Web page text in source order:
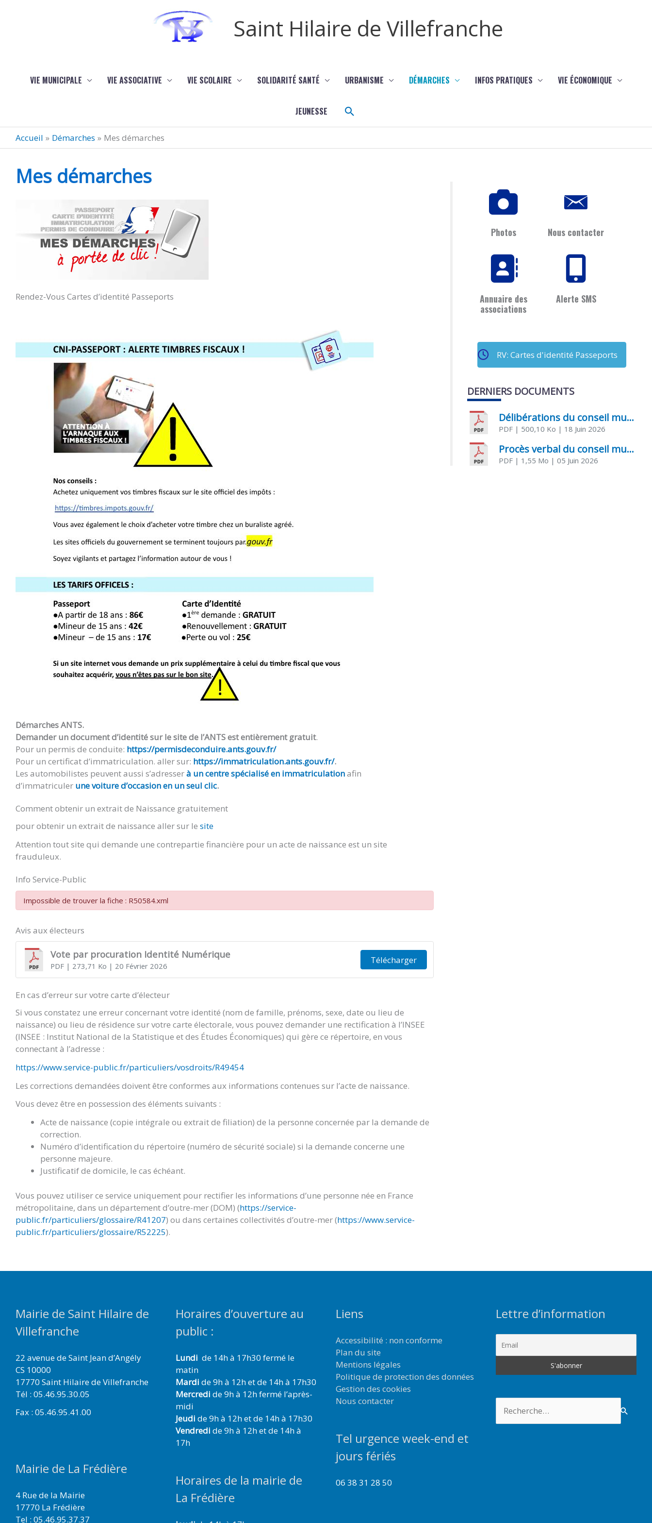
Saint Hilaire de Villefranche
VIE MUNICIPALE VIE ASSOCIATIVE VIE SCOLAIRE SOLIDARITÉ SANTÉ URBANISME DÉMARCHES INFOS PRATIQUES VIE ÉCONOMIQUE
JEUNESSE Rechercher
Accueil Démarches Mes démarches
Mes démarches
Rendez-Vous Cartes d’identité Passeports
Démarches ANTS.
Demander un document d’identité sur le site de l’ANTS est entièrement gratuit.
Pour un permis de conduite: https://permisdeconduire.ants.gouv.fr/
Pour un certificat d’immatriculation. aller sur: https://immatriculation.ants.gouv.fr/.
Les automobilistes peuvent aussi s’adresserà un centre spécialisé en immatriculationafin
d’immatriculer une voiture d’occasion en un seul clic.
Comment obtenir un extrait de Naissance gratuitement
pour obtenir un extrait de naissance aller sur le site
Attention tout site qui demande une contrepartie financière pour un acte de naissance est un site
frauduleux.
Info Service-Public
Impossible de trouver la fiche : R50584.xml
Avis aux électeurs
Vote par procuration Identité Numérique
PDF| 273,71 Ko | 20 Février 2026
Télécharger
En cas d’erreur sur votre carte d’électeur
Si vous constatez une erreur concernant votre identité (nom de famille, prénoms, sexe, date ou lieu de
naissance) ou lieu de résidence sur votre carte électorale, vous pouvez demander une rectification à l’INSEE
(INSEE : Institut National de la Statistique et des Études Économiques) qui gère ce répertoire, en vous
connectant à l’adresse :
https://www.service-public.fr/particuliers/vosdroits/R49454
Les corrections demandées doivent être conformes aux informations contenues sur l’acte de naissance.
Vous devez être en possession des éléments suivants :
Acte de naissance (copie intégrale ou extrait de filiation) de la personne concernée par la demande de
correction.
Numéro d’identification du répertoire (numéro de sécurité sociale) si la demande concerne une
personne majeure.
Justificatif de domicile, le cas échéant.
Vous pouvez utiliser ce service uniquement pour rectifier les informations d’une personne née en France
métropolitaine, dans un département d’outre-mer (DOM) (https://service-
public.fr/particuliers/glossaire/R41207) ou dans certaines collectivités d’outre-mer (https://www.service-
public.fr/particuliers/glossaire/R52225).
Photos Nous contacter
Annuaire des
associations
Alerte SMS
RV: Cartes d'identité Passeports
DERNIERS DOCUMENTS
Délibérations du conseil municipal du 18 juin 2026
PDF | 500,10 Ko | 18 Juin 2026
Procès verbal du conseil municipal du 05 juin 2026
PDF | 1,55 Mo | 05 Juin 2026
Mairie de Saint Hilaire de
Villefranche
22 avenue de Saint Jean d’Angély
CS 10000
17770 Saint Hilaire de Villefranche
Tél : 05.46.95.30.05
Fax : 05.46.95.41.00
Mairie de La Frédière
4 Rue de la Mairie
17770 La Frédière
Tel : 05.46.95.37.37
Horaires d’ouverture au
public :
Lundi de 14h à 17h30 fermé le
matin
Mardi de 9h à 12h et de 14h à 17h30
Mercredi de 9h à 12h fermé l’après-
midi
Jeudi de 9h à 12h et de 14h à 17h30
Vendredi de 9h à 12h et de 14h à
17h
Horaires de la mairie de
La Frédière
Liens
Accessibilité : non conforme
Plan du site
Mentions légales
Politique de protection des données
Gestion des cookies
Nous contacter
Tel urgence week-end et
jours fériés
06 38 31 28 50
Lettre d’information